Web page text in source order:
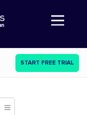
Abre a navegação
START FREE TRIAL